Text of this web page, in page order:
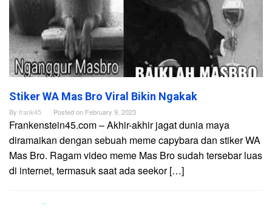
Stiker WA Mas Bro Viral Bikin Ngakak
By frank45 Posted on February 9, 2023
Frankenstein45.com – Akhir-akhir jagat dunia maya
diramaikan dengan sebuah meme capybara dan stiker WA
Mas Bro. Ragam video meme Mas Bro sudah tersebar luas
di internet, termasuk saat ada seekor […]